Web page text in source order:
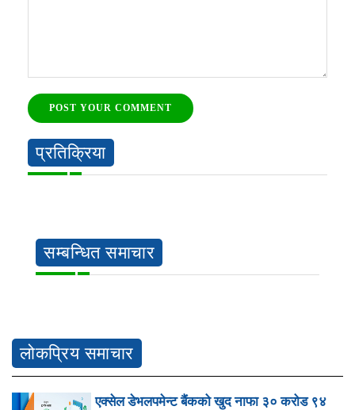
POST YOUR COMMENT
प्रतिक्रिया
सम्बन्धित समाचार
लोकप्रिय समाचार
एक्सेल डेभलपमेन्ट बैंकको खुद नाफा ३० करोड ९४